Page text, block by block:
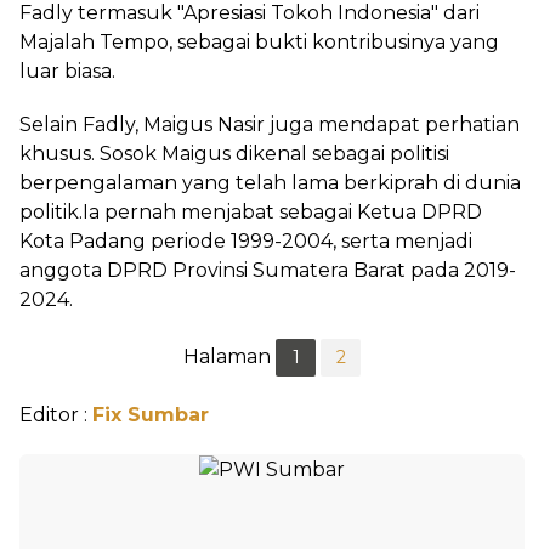
Fadly termasuk "Apresiasi Tokoh Indonesia" dari
Majalah Tempo, sebagai bukti kontribusinya yang
luar biasa.
Selain Fadly, Maigus Nasir juga mendapat perhatian
khusus. Sosok Maigus dikenal sebagai politisi
berpengalaman yang telah lama berkiprah di dunia
politik.Ia pernah menjabat sebagai Ketua DPRD
Kota Padang periode 1999-2004, serta menjadi
anggota DPRD Provinsi Sumatera Barat pada 2019-
2024.
Halaman 1 2
Editor : Fix Sumbar